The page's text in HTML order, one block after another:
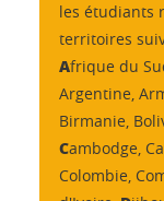
Consultez
Des
Au vu de
En
Consultez
Je souhaite
Au vu de
Je souhaite
les étudiants
territoires
Afrique du
Argentine,
Birmanie,
Cambodge,
Colombie,